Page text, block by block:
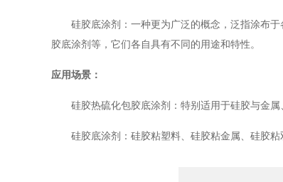
硅胶底涂剂：一种更为广泛的概念，泛指涂布
胶底涂剂等，它们各自具有不同的用途和特性。
应用场景：
硅胶热硫化包胶底涂剂：特别适用于硅胶与金
硅胶底涂剂：硅胶粘塑料、硅胶粘金属、硅胶